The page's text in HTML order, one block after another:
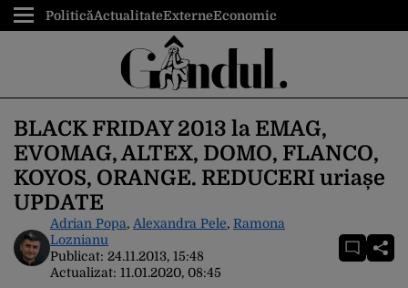
PoliticăActualitateExterneEconomic
BLACK FRIDAY 2013 la EMAG,
EVOMAG, ALTEX, DOMO, FLANCO,
KOYOS, ORANGE. REDUCERI uriașe
UPDATE
Adrian Popa, Alexandra Pele, Ramona
Loznianu
Publicat: 24.11.2013, 15:48
Actualizat: 11.01.2020, 08:45